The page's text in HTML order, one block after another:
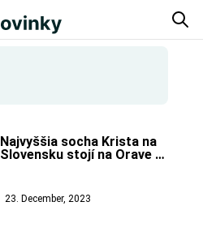
Najvyššia socha Krista na
Slovensku stojí na Orave a
23. December, 2023